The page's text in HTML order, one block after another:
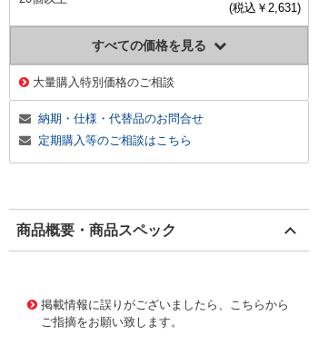
(税込￥ 2,631)
すべての価格を見る
大量購入特別価格のご相談
納期・仕様・代替品のお問合せ
定期購入等のご相談はこちら
商品概要・商品スペック
掲載情報に誤りがございましたら、こちらから
ご指摘をお願い致します。